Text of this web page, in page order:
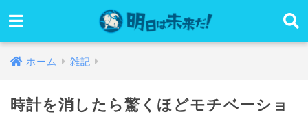
ホーム 雑記
時計を消したら驚くほどモチベーショ